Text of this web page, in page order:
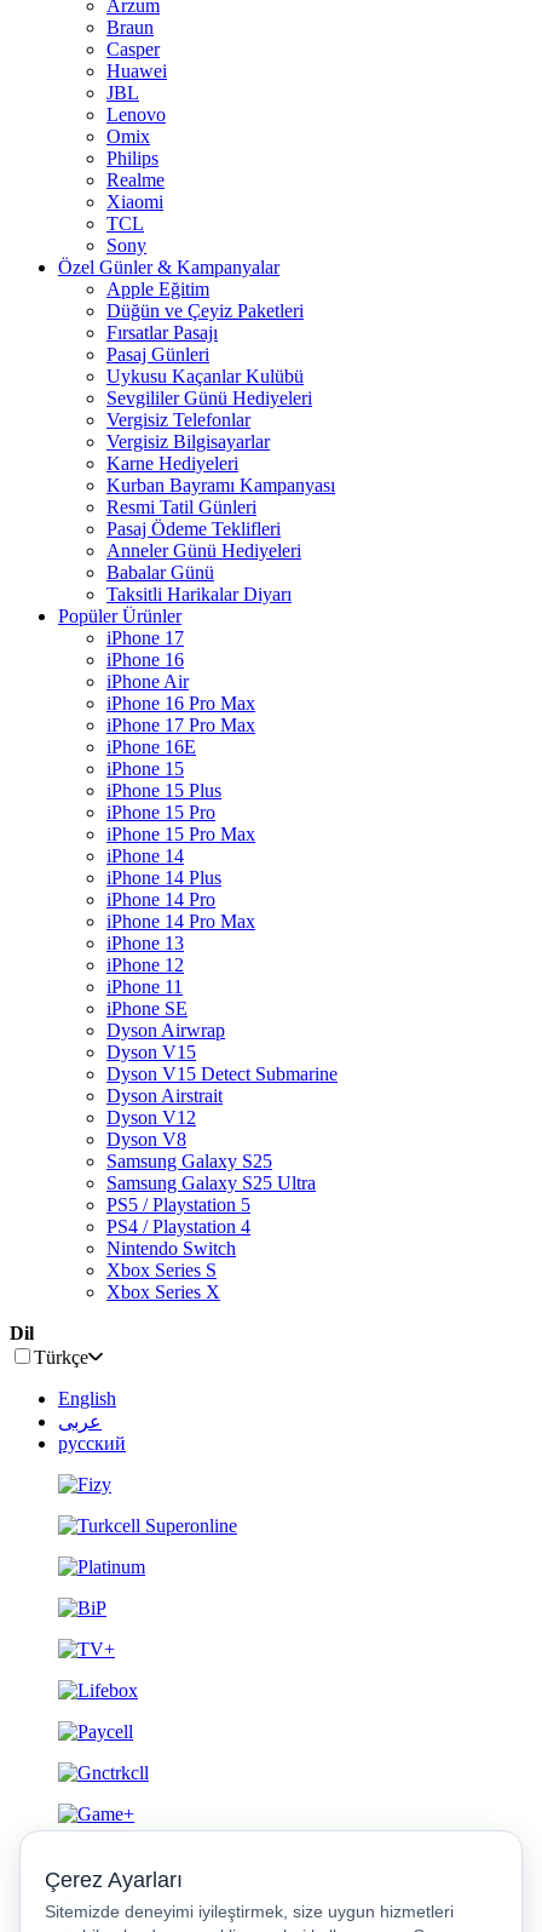
Arzum
Braun
Casper
Huawei
JBL
Lenovo
Omix
Philips
Realme
Xiaomi
TCL
Sony
Özel Günler & Kampanyalar
Apple Eğitim
Düğün ve Çeyiz Paketleri
Fırsatlar Pasajı
Pasaj Günleri
Uykusu Kaçanlar Kulübü
Sevgililer Günü Hediyeleri
Vergisiz Telefonlar
Vergisiz Bilgisayarlar
Karne Hediyeleri
Kurban Bayramı Kampanyası
Resmi Tatil Günleri
Pasaj Ödeme Teklifleri
Anneler Günü Hediyeleri
Babalar Günü
Taksitli Harikalar Diyarı
Popüler Ürünler
iPhone 17
iPhone 16
iPhone Air
iPhone 16 Pro Max
iPhone 17 Pro Max
iPhone 16E
iPhone 15
iPhone 15 Plus
iPhone 15 Pro
iPhone 15 Pro Max
iPhone 14
iPhone 14 Plus
iPhone 14 Pro
iPhone 14 Pro Max
iPhone 13
iPhone 12
iPhone 11
iPhone SE
Dyson Airwrap
Dyson V15
Dyson V15 Detect Submarine
Dyson Airstrait
Dyson V12
Dyson V8
Samsung Galaxy S25
Samsung Galaxy S25 Ultra
PS5 / Playstation 5
PS4 / Playstation 4
Nintendo Switch
Xbox Series S
Xbox Series X
Dil
Türkçe
English
عربى
русский